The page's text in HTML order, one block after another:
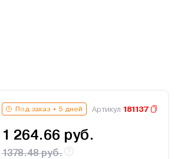
Под заказ 5 дней Артикул 181137
1 264.66 руб.
1378.48 руб.